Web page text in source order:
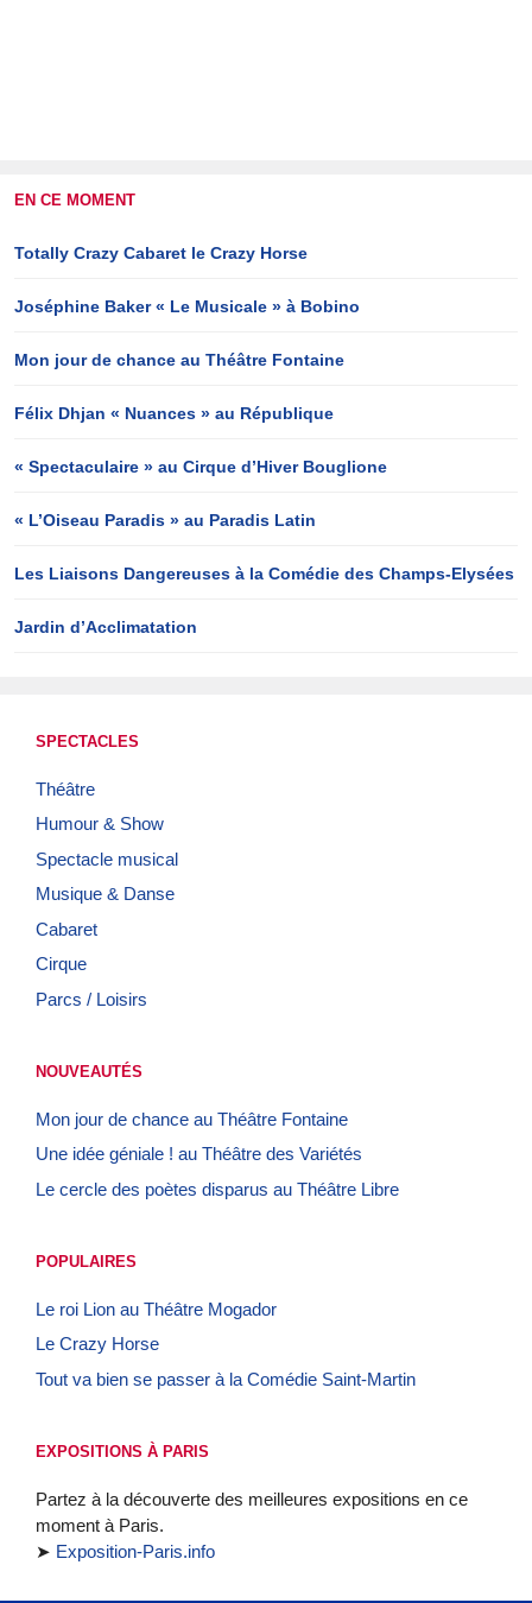
EN CE MOMENT
Totally Crazy Cabaret le Crazy Horse
Joséphine Baker « Le Musicale » à Bobino
Mon jour de chance au Théâtre Fontaine
Félix Dhjan « Nuances » au République
« Spectaculaire » au Cirque d’Hiver Bouglione
« L’Oiseau Paradis » au Paradis Latin
Les Liaisons Dangereuses à la Comédie des Champs-Elysées
Jardin d’Acclimatation
SPECTACLES
Théâtre
Humour & Show
Spectacle musical
Musique & Danse
Cabaret
Cirque
Parcs / Loisirs
NOUVEAUTÉS
Mon jour de chance au Théâtre Fontaine
Une idée géniale ! au Théâtre des Variétés
Le cercle des poètes disparus au Théâtre Libre
POPULAIRES
Le roi Lion au Théâtre Mogador
Le Crazy Horse
Tout va bien se passer à la Comédie Saint-Martin
EXPOSITIONS À PARIS
Partez à la découverte des meilleures expositions en ce
moment à Paris.
➤ Exposition-Paris.info